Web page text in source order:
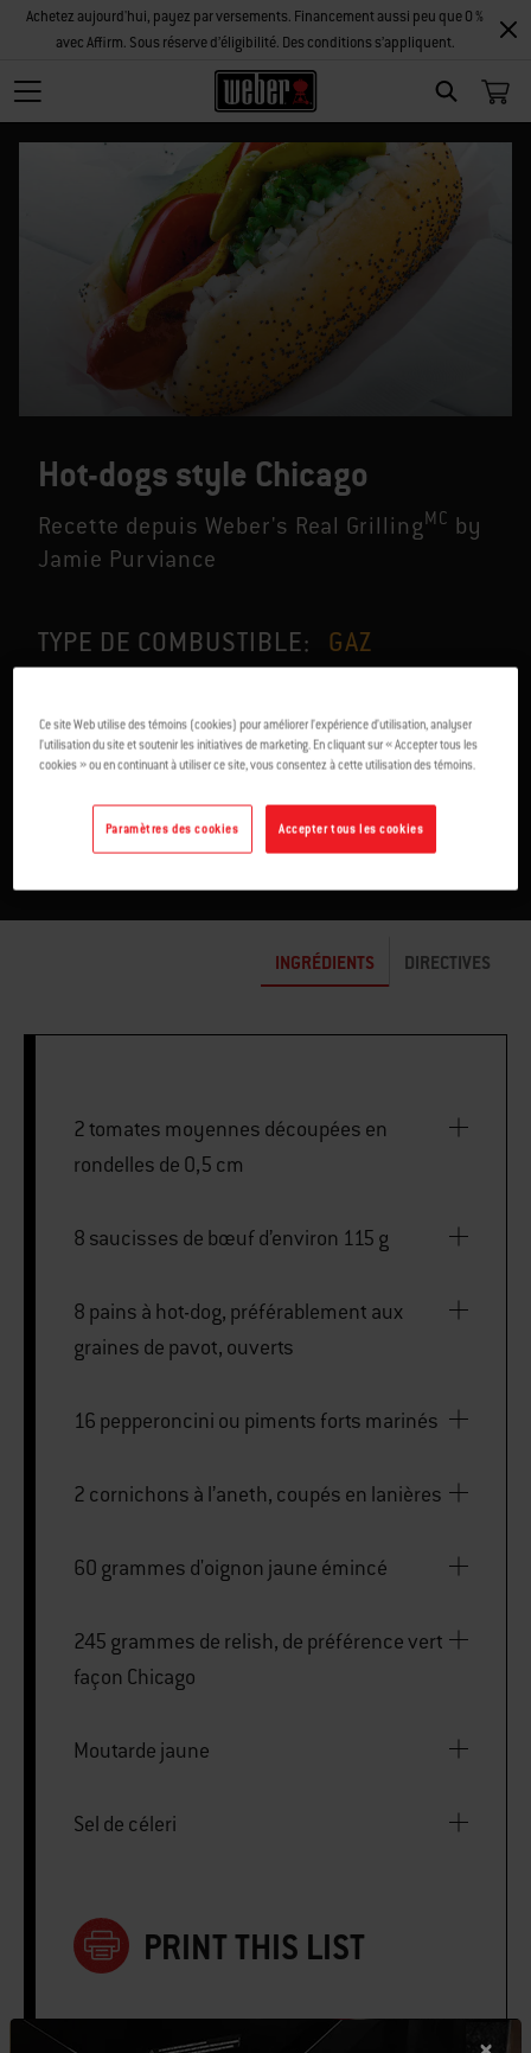
SEARCH
Achetez aujourd'hui, payez par versements. Financement aussi peu que 0 %
avec Affirm. Sous réserve d’éligibilité. Des conditions s’appliquent.
Hot-dogs style Chicago
Recette depuis Weber's Real GrillingMC by
Jamie Purviance
TYPE DE COMBUSTIBLE: GAZ
POUR 8 4-5 MIN
INGRÉDIENTS DIRECTIVES
2 tomates moyennes découpées en
rondelles de 0,5 cm
8 saucisses de bœuf d’environ 115 g
8 pains à hot-dog, préférablement aux
graines de pavot, ouverts
16 pepperoncini ou piments forts marinés
2 cornichons à l’aneth, coupés en lanières
60 grammes d'oignon jaune émincé
245 grammes de relish, de préférence vert
façon Chicago
Moutarde jaune
Sel de céleri
PRINT THIS LIST
Ce site Web utilise des témoins (cookies) pour améliorer l’expérience d’utilisation, analyser
l’utilisation du site et soutenir les initiatives de marketing. En cliquant sur « Accepter tous les
cookies » ou en continuant à utiliser ce site, vous consentez à cette utilisation des témoins.
Accepter tous les cookies
Paramètres des cookies